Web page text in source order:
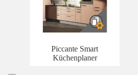
Piccante Smart
Küchenplaner